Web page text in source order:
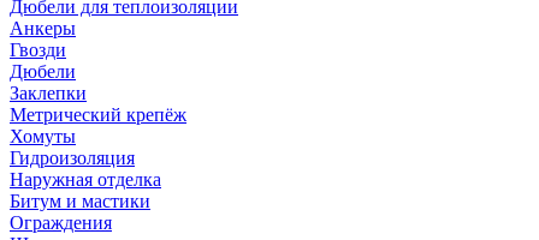
Дюбели для теплоизоляции
Анкеры
Гвозди
Дюбели
Заклепки
Метрический крепёж
Хомуты
Гидроизоляция
Наружная отделка
Битум и мастики
Ограждения